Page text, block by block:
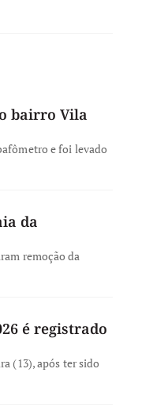
bairro Vila
e foi levado
da
remoção da
é registrado
(13), após ter sido